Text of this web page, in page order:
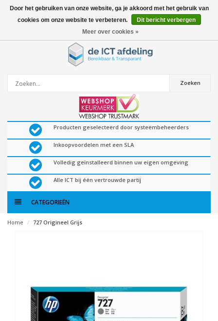
0artikelen
Zoeken
Producten geselecteerd door systeembeheerders
Inkoopvoordelen met een SLA
Volledig geïnstalleerd binnen uw eigen omgeving
Alle ICT bij één vertrouwde partij
CATEGORIEËN
Home 727 Origineel Grijs
Door het gebruiken van onze website, ga je akkoord met het gebruik van
cookies om onze website te verbeteren.
Dit bericht verbergen
Meer over cookies »